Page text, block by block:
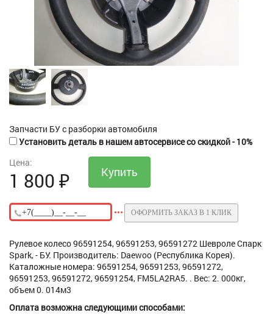
Запчасти БУ с разборки автомобиля
Установить деталь в нашем автосервисе со скидкой - 10%
Цена:
1 800 ₽
ОФОРМИТЬ ЗАКАЗ В 1 КЛИК
Рулевое колесо 96591254, 96591253, 96591272 Шевроле Спарк
Spark, - БУ. Производитель: Daewoo (Республика Корея).
Каталожные номера: 96591254, 96591253, 96591272,
96591253, 96591272, 96591254, FM5LA2RA5. . Вес: 2. 000кг,
объем 0. 014м3
Оплата возможна следующими способами: